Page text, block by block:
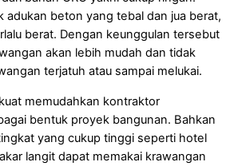
adukan beton yang tebal dan jua berat,
berat. Dengan keunggulan tersebut
akan lebih mudah dan tidak
terjatuh atau sampai melukai.
memudahkan kontraktor
bentuk proyek bangunan. Bahkan
yang cukup tinggi seperti hotel
langit dapat memakai krawangan